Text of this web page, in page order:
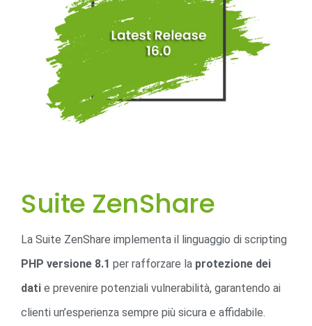
Suite ZenShare
La Suite ZenShare implementa il linguaggio di scripting
PHP versione 8.1 per rafforzare la protezione dei
dati e prevenire potenziali vulnerabilità, garantendo ai
clienti un’esperienza sempre più sicura e affidabile.